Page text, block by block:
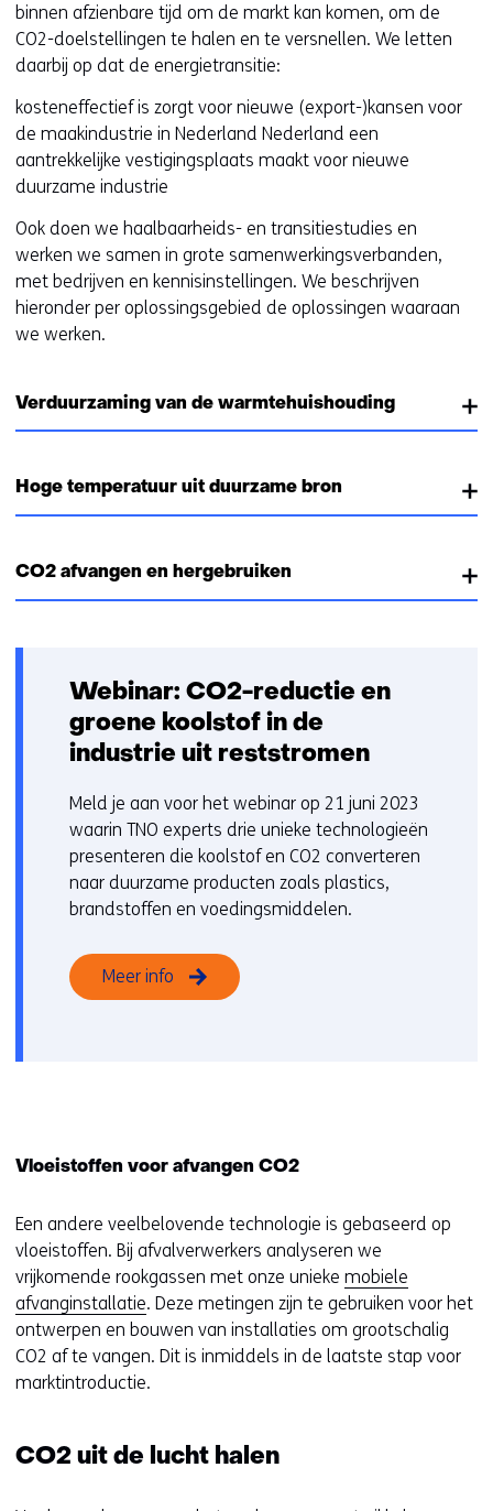
binnen afzienbare tijd om de markt kan komen, om de
CO2-doelstellingen te halen en te versnellen. We letten
daarbij op dat de energietransitie:
kosteneffectief is zorgt voor nieuwe (export-)kansen voor
de maakindustrie in Nederland Nederland een
aantrekkelijke vestigingsplaats maakt voor nieuwe
duurzame industrie
Ook doen we haalbaarheids- en transitiestudies en
werken we samen in grote samenwerkingsverbanden,
met bedrijven en kennisinstellingen. We beschrijven
hieronder per oplossingsgebied de oplossingen waaraan
we werken.
Verduurzaming van de warmtehuishouding
Hoge temperatuur uit duurzame bron
CO2 afvangen en hergebruiken
Webinar: CO2-reductie en
groene koolstof in de
industrie uit reststromen
Meld je aan voor het webinar op 21 juni 2023
waarin TNO experts drie unieke technologieën
presenteren die koolstof en CO2 converteren
naar duurzame producten zoals plastics,
brandstoffen en voedingsmiddelen.
Meer info
Vloeistoffen voor afvangen CO2
Een andere veelbelovende technologie is gebaseerd op
vloeistoffen. Bij afvalverwerkers analyseren we
vrijkomende rookgassen met onze unieke mobiele
afvanginstallatie. Deze metingen zijn te gebruiken voor het
ontwerpen en bouwen van installaties om grootschalig
CO2 af te vangen. Dit is inmiddels in de laatste stap voor
marktintroductie.
CO2 uit de lucht halen